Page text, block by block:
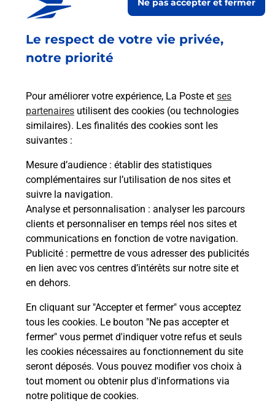
Le respect de votre vie privée,
notre priorité
Pour améliorer votre expérience, La Poste et ses
partenaires utilisent des cookies (ou technologies
similaires). Les finalités des cookies sont les
suivantes :
Mesure d’audience : établir des statistiques
complémentaires sur l’utilisation de nos sites et
suivre la navigation.
Analyse et personnalisation : analyser les parcours
clients et personnaliser en temps réel nos sites et
communications en fonction de votre navigation.
Publicité : permettre de vous adresser des publicités
en lien avec vos centres d’intérêts sur notre site et
en dehors.
En cliquant sur "Accepter et fermer" vous acceptez
tous les cookies. Le bouton "Ne pas accepter et
fermer" vous permet d'indiquer votre refus et seuls
les cookies nécessaires au fonctionnement du site
seront déposés. Vous pouvez modifier vos choix à
tout moment ou obtenir plus d'informations via
notre politique de cookies.
jusqu'à 22h00
22 RUE MORICE
92110 CLICHY
Malin !
La Poste
en ligne
Ouvert 24h/24
En savoir plus
CLICHY
SUPERETTE DE LONGPERRIER